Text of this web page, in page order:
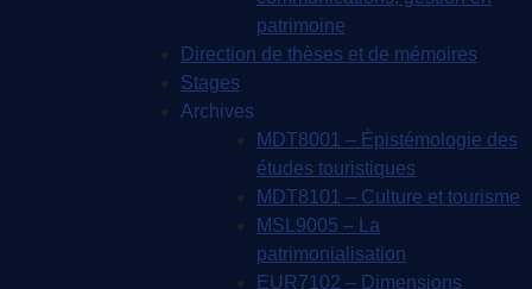
patrimoine
Direction de thèses et de mémoires
Stages
Archives
MDT8001 – Épistémologie des
études touristiques
MDT8101 – Culture et tourisme
MSL9005 – La
patrimonialisation
EUR7102 – Dimensions